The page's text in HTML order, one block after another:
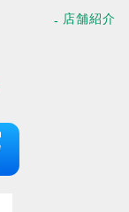
店舗紹介